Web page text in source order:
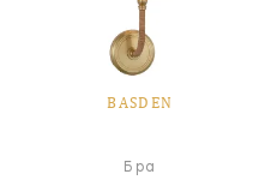
BASDEN
Бра